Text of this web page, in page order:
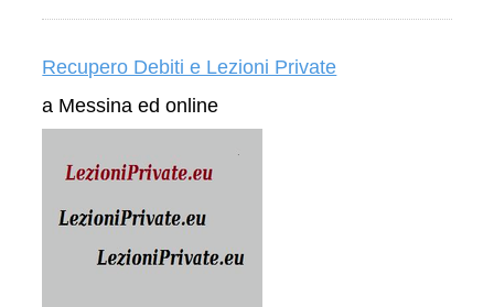
Recupero Debiti e Lezioni Private
a Messina ed online